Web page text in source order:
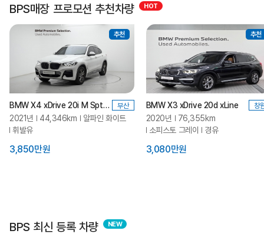
BPS매장 프로모션 추천차량
추천
BMW X4 xDrive 20i M Spt X 부산
2021년 44,346km
알파인 화이트
휘발유
3,850만원
추천
BMW X3 xDrive 20d xLine 창
2020년
76,355km
소피스토 그레이
경유
3,080만원
BPS 최신 등록 차량